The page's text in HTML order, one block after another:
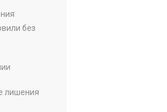
без
лишения